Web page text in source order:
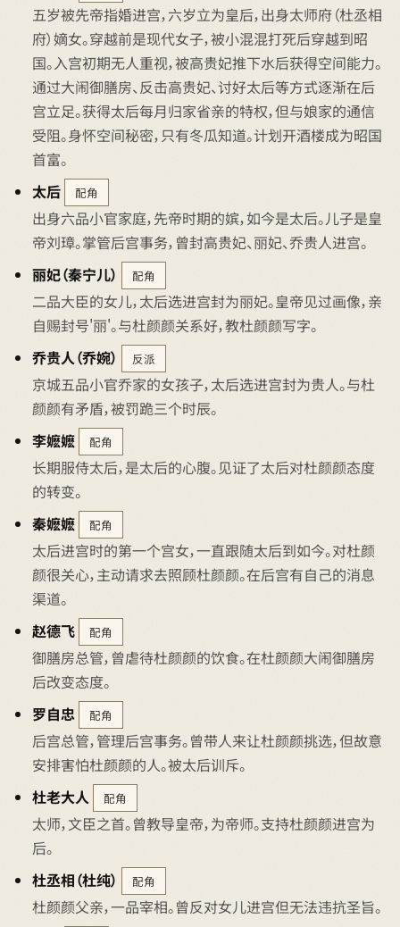
五岁被先帝指婚进宫，六岁立为皇后，出身太师府（杜丞相
府）嫡女。穿越前是现代女子，被小混混打死后穿越到昭
国。入宫初期无人重视，被高贵妃推下水后获得空间能力。
通过大闹御膳房、反击高贵妃、讨好太后等方式逐渐在后
宫立足。获得太后每月归家省亲的特权，但与娘家的通信
受阻。身怀空间秘密，只有冬瓜知道。计划开酒楼成为昭国
首富。
太后
配角
出身六品小官家庭，先帝时期的嫔，如今是太后。儿子是皇
帝刘璋。掌管后宫事务，曾封高贵妃、丽妃、乔贵人进宫。
丽妃（秦宁儿）
配角
二品大臣的女儿，太后选进宫封为丽妃。皇帝见过画像，亲
自赐封号'丽'。与杜颜颜关系好，教杜颜颜写字。
乔贵人（乔婉）
反派
京城五品小官乔家的女孩子，太后选进宫封为贵人。与杜
颜颜有矛盾，被罚跪三个时辰。
李嬷嬷
配角
长期服侍太后，是太后的心腹。见证了太后对杜颜颜态度
的转变。
秦嬷嬷
配角
太后进宫时的第一个宫女，一直跟随太后到如今。对杜颜
颜很关心，主动请求去照顾杜颜颜。在后宫有自己的消息
渠道。
赵德飞
配角
御膳房总管，曾虐待杜颜颜的饮食。在杜颜颜大闹御膳房
后改变态度。
罗自忠
配角
后宫总管，管理后宫事务。曾带人来让杜颜颜挑选，但故意
安排害怕杜颜颜的人。被太后训斥。
杜老大人
配角
太师，文臣之首。曾教导皇帝，为帝师。支持杜颜颜进宫为
后。
杜丞相（杜纯）
配角
杜颜颜父亲，一品宰相。曾反对女儿进宫但无法违抗圣旨。